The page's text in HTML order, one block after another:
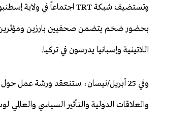
بحضور ضخم يتضمن صحفيين بارزين ومؤثرين
اللاتينية وإسبانيا يدرسون في تركيا.
وفي 25 أبريل/نيسان، ستنعقد ورشة عمل
والعلاقات الدولية والتأثير السياسي والعالمي